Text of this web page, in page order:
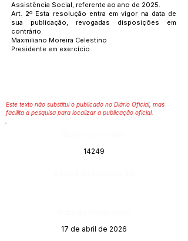
Assistência Social, referente ao ano de 2025.
Art. 2º Esta resolução entra em vigor na data de
sua publicação, revogadas disposições em
contrário.
Maxmiliano Moreira Celestino
Presidente em exercício
Este texto não substitui o publicado no Diário Oficial, mas
facilita a pesquisa para localizar a publicação oficial.
14249
17 de abril de 2026